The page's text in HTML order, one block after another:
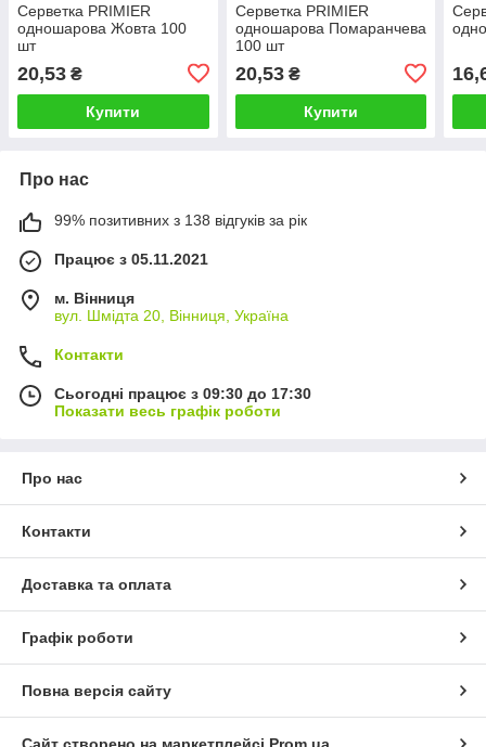
Серветка PRIMIER
одношарова Жовта 100
шт
20,53 ₴
Купити
Серветка PRIMIER
одношарова Помаранчева
100 шт
20,53₴
Купити
Про нас
99% позитивних з 138 відгуків за рік
Працює з 05.11.2021
м. Вінниця
вул. Шмідта 20, Вінниця, Україна
Контакти
Сьогодні працює з 09:30 до 17:30
Показати весь графік роботи
Про нас
Контакти
Доставка та оплата
Графік роботи
Повна версія сайту